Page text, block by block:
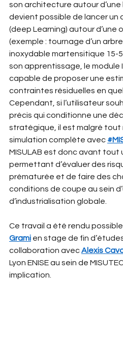
son architecture autour d’une
devient possible de lancer un
(deep Learning) autour d’une
(exemple : tournage d’un
inoxydable martensitique 15-
son apprentissage, le module
capable de proposer une
contraintes résiduelles en
Cependant, si l’utilisateur
précis qui conditionne une
stratégique, il est malgré tout
simulation complète avec
MISULAB est donc avant
permettant d’évaluer des
prématurée et de faire des
conditions de coupe au sein
d’industrialisation globale.
Ce travail a été rendu
Grami en stage de fin d’études
collaboration avec Alexis
Lyon ENISE au sein de
implication.